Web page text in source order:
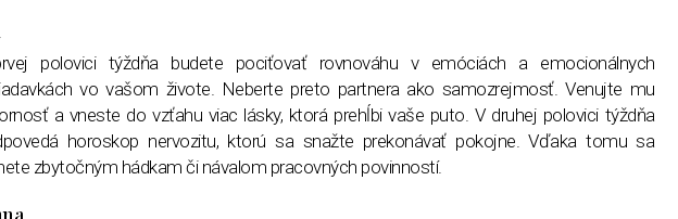
polovici týždňa budete pociťovať rovnováhu v emóciách a emocionálnych
vo vašom živote. Neberte preto partnera ako samozrejmosť. Venujte mu
a vneste do vzťahu viac lásky, ktorá prehĺbi vaše puto. V druhej polovici týždňa
horoskop nervozitu, ktorú sa snažte prekonávať pokojne. Vďaka tomu sa
zbytočným hádkam či návalom pracovných povinností.